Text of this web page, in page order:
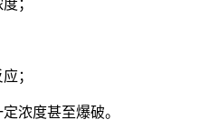
；
；
浓度甚至爆破。